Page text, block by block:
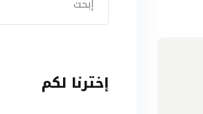
إخترنا لكم